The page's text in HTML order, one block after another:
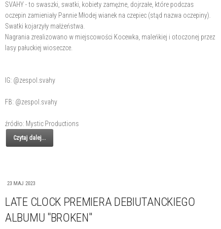
SVAHY - to swaszki, swatki, kobiety zamężne, dojrzałe, które podczas
oczepin zamieniały Pannie Młodej wianek na czepiec (stąd nazwa oczepiny).
Swatki kojarzyły małżeństwa.
Nagrania zrealizowano w miejscowości Kocewka, maleńkiej i otoczonej przez
lasy pałuckiej wioseczce.
IG: @zespol.svahy
FB: @zespol.svahy
źródło: Mystic Productions
Czytaj dalej...
23 MAJ 2023
LATE CLOCK PREMIERA DEBIUTANCKIEGO
ALBUMU "BROKEN"